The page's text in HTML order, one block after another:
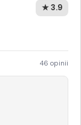
★ 3.9
46 opinii